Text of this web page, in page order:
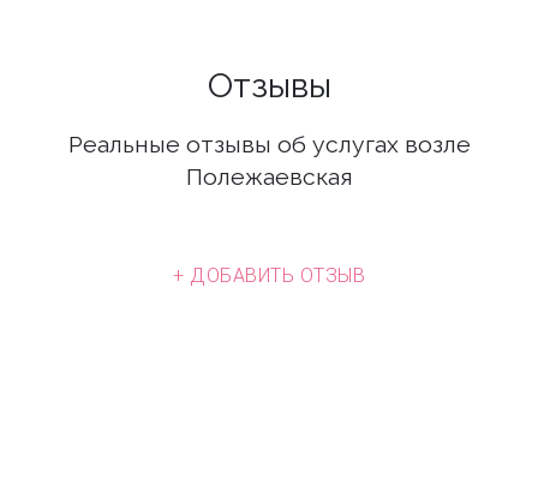
Отзывы
Реальные отзывы об услугах возле
Полежаевская
+ ДОБАВИТЬ ОТЗЫВ